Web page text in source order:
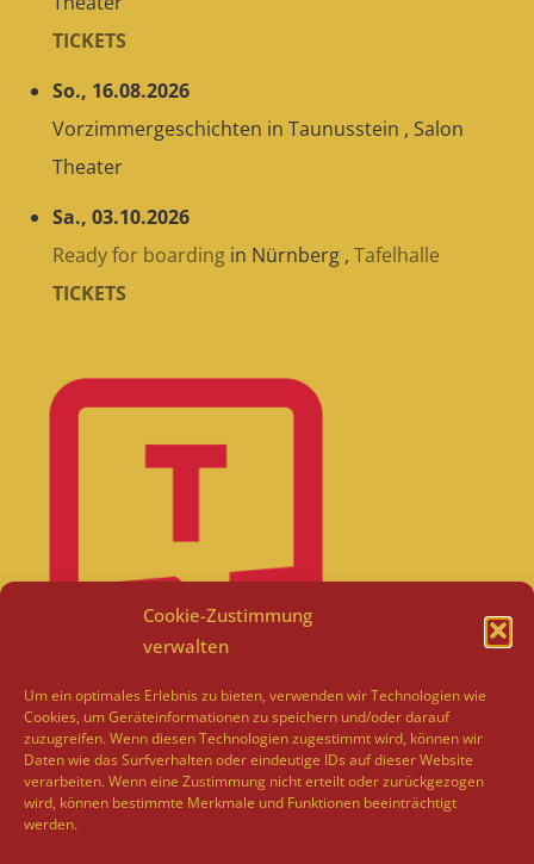
Cookie-Zustimmung
verwalten
Um ein optimales Erlebnis zu bieten, verwenden wir Technologien wie
Cookies, um Geräteinformationen zu speichern und/oder darauf
zuzugreifen. Wenn diesen Technologien zugestimmt wird, können wir
Daten wie das Surfverhalten oder eindeutige IDs auf dieser Website
verarbeiten. Wenn eine Zustimmung nicht erteilt oder zurückgezogen
wird, können bestimmte Merkmale und Funktionen beeinträchtigt
werden.
TICKETS
So., 16.08.2026
Vorzimmergeschichten in Taunusstein , Salon
Theater
Sa., 03.10.2026
Ready for boarding in Nürnberg , Tafelhalle
TICKETS